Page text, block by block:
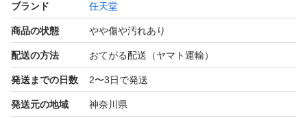
ブランド 任天堂
商品の状態 やや傷や汚れあり
配送の方法 おてがる配送（ヤマト運輸）
発送までの日数 2〜3日で発送
発送元の地域 神奈川県